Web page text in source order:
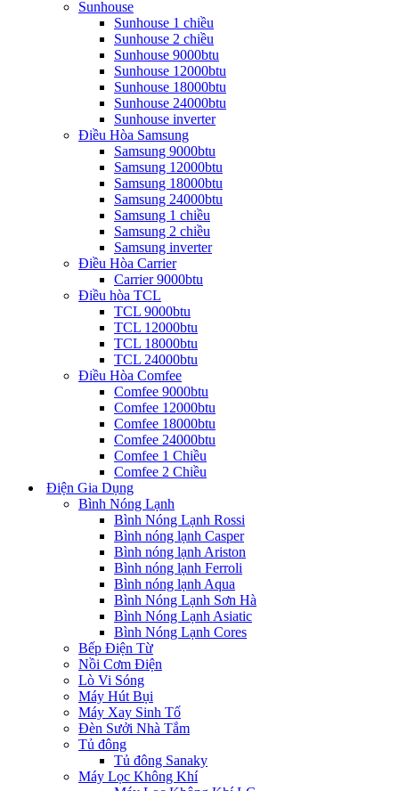
Sunhouse
Sunhouse 1 chiều
Sunhouse 2 chiều
Sunhouse 9000btu
Sunhouse 12000btu
Sunhouse 18000btu
Sunhouse 24000btu
Sunhouse inverter
Điều Hòa Samsung
Samsung 9000btu
Samsung 12000btu
Samsung 18000btu
Samsung 24000btu
Samsung 1 chiều
Samsung 2 chiều
Samsung inverter
Điều Hòa Carrier
Carrier 9000btu
Điều hòa TCL
TCL 9000btu
TCL 12000btu
TCL 18000btu
TCL 24000btu
Điều Hòa Comfee
Comfee 9000btu
Comfee 12000btu
Comfee 18000btu
Comfee 24000btu
Comfee 1 Chiều
Comfee 2 Chiều
Điện Gia Dụng
Bình Nóng Lạnh
Bình Nóng Lạnh Rossi
Bình nóng lạnh Casper
Bình nóng lạnh Ariston
Bình nóng lạnh Ferroli
Bình nóng lạnh Aqua
Bình Nóng Lạnh Sơn Hà
Bình Nóng Lạnh Asiatic
Bình Nóng Lạnh Cores
Bếp Điện Từ
Nồi Cơm Điện
Lò Vi Sóng
Máy Hút Bụi
Máy Xay Sinh Tố
Đèn Sưởi Nhà Tắm
Tủ đông
Tủ đông Sanaky
Máy Lọc Không Khí